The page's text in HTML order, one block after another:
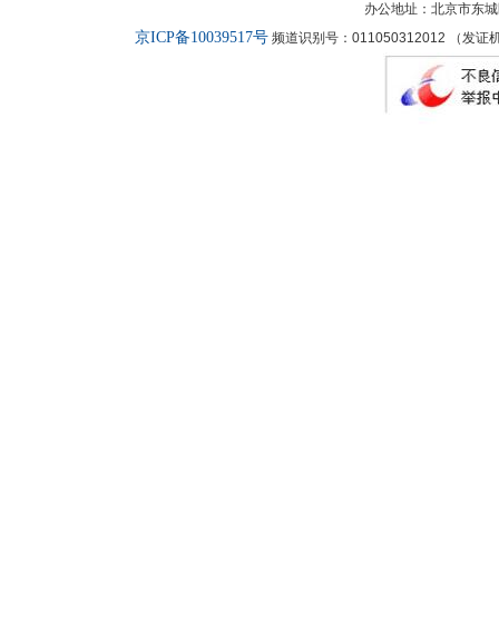
办公地址：北京市东
京ICP备10039517号频道识别号：011050312012 （发证